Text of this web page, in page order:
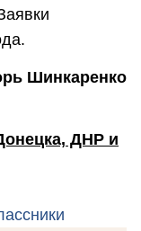
Шинкаренко
ДНР и